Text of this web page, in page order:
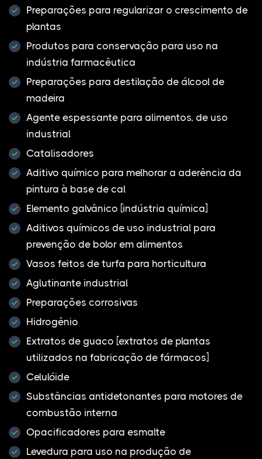
Preparações para regularizar o crescimento de
plantas
Produtos para conservação para uso na
indústria farmacêutica
Preparações para destilação de álcool de
madeira
Agente espessante para alimentos, de uso
industrial
Catalisadores
Aditivo químico para melhorar a aderência da
pintura à base de cal
Elemento galvânico [indústria química]
Aditivos químicos de uso industrial para
prevenção de bolor em alimentos
Vasos feitos de turfa para horticultura
Aglutinante industrial
Preparações corrosivas
Hidrogênio
Extratos de guaco [extratos de plantas
utilizados na fabricação de fármacos]
Celulóide
Substâncias antidetonantes para motores de
combustão interna
Opacificadores para esmalte
Levedura para uso na produção de